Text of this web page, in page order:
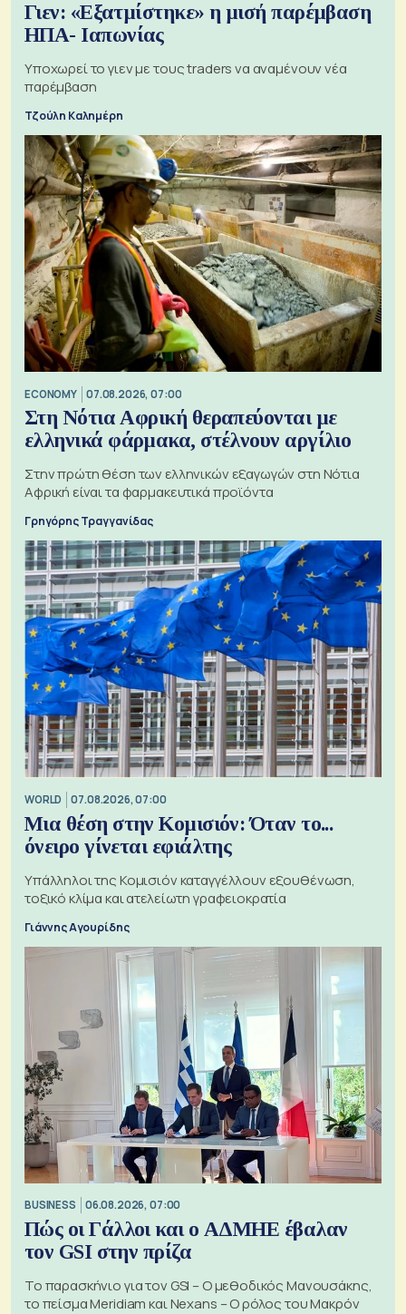
Γιεν: «Εξατμίστηκε» η μισή παρέμβαση
ΗΠΑ- Ιαπωνίας
Υποχωρεί το γιεν με τους traders να αναμένουν νέα
παρέμβαση
Τζούλη Καλημέρη
ECONOMY 07.08.2026, 07:00
Στη Νότια Αφρική θεραπεύονται με
ελληνικά φάρμακα, στέλνουν αργίλιο
Στην πρώτη θέση των ελληνικών εξαγωγών στη Νότια
Αφρική είναι τα φαρμακευτικά προϊόντα
Γρηγόρης Τραγγανίδας
WORLD 07.08.2026, 07:00
Μια θέση στην Κομισιόν: Όταν το...
όνειρο γίνεται εφιάλτης
Υπάλληλοι της Κομισιόν καταγγέλλουν εξουθένωση,
τοξικό κλίμα και ατελείωτη γραφειοκρατία
Γιάννης Αγουρίδης
BUSINESS 06.08.2026, 07:00
Πώς οι Γάλλοι και ο ΑΔΜΗΕ έβαλαν
τον GSI στην πρίζα
Το παρασκήνιο για τον GSI – Ο μεθοδικός Μανουσάκης,
το πείσμα Meridiam και Nexans – Ο ρόλος του Μακρόν